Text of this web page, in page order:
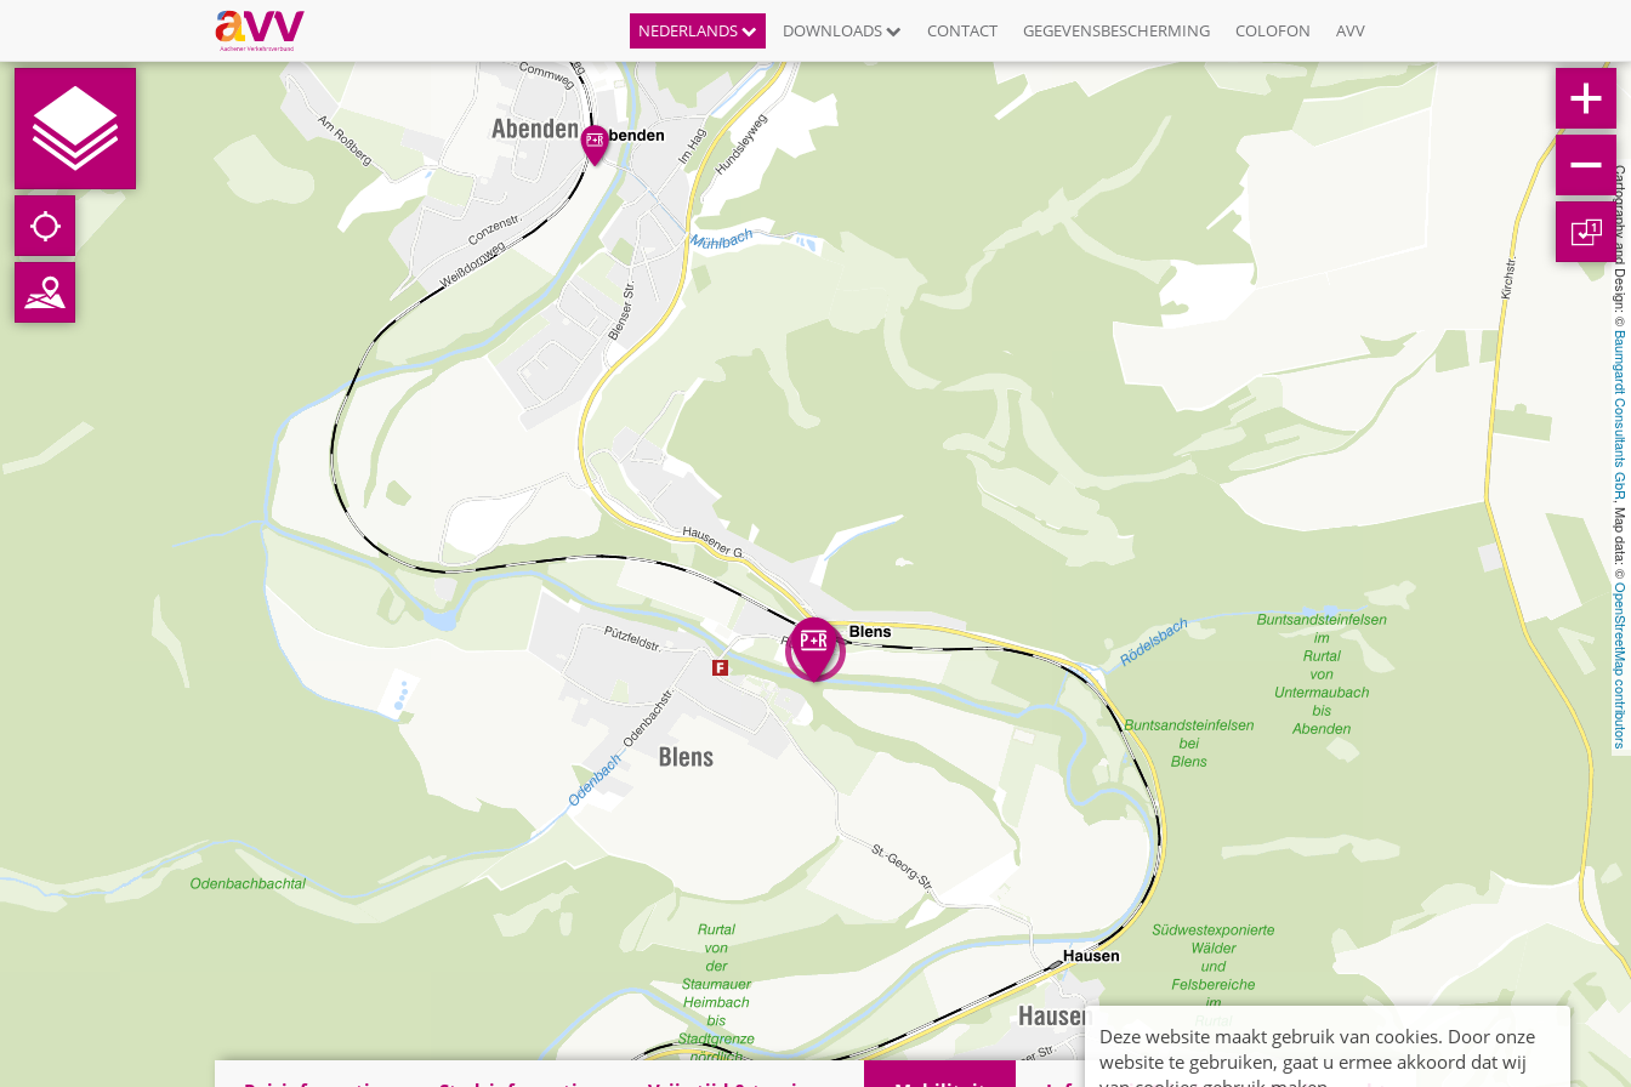
NEDERLANDS DOWNLOADS CONTACT GEGEVENSBESCHERMING COLOFON AVV
Cartography and Design: ©
Baumgardt Consultants GbR
, Map data: ©
OpenStreetMap contributors
1
Deze website maakt gebruik van cookies. Door onze
website te gebruiken, gaat u ermee akkoord dat wij